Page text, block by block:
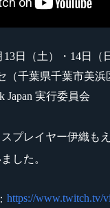
13日（土）・14日（
（千葉県千葉市美浜
Japan 実行委員会
プレイヤー伊織も
した。
https://www.twitch.tv/